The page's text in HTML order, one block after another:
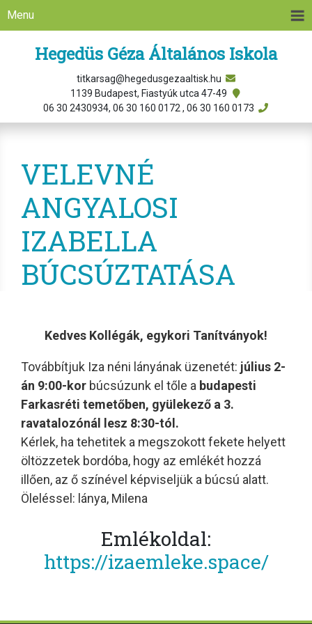
Menu
Hegedüs Géza Általános Iskola
titkarsag@hegedusgezaaltisk.hu
1139 Budapest, Fiastyúk utca 47-49
06 30 2430934, 06 30 160 0172 , 06 30 160 0173
VELEVNÉ
ANGYALOSI
IZABELLA
BÚCSÚZTATÁSA
Kedves Kollégák, egykori Tanítványok!
Továbbítjuk Iza néni lányának üzenetét: július 2-
án 9:00-kor búcsúzunk el tőle a budapesti
Farkasréti temetőben, gyülekező a 3.
ravatalozónál lesz 8:30-tól.
Kérlek, ha tehetitek a megszokott fekete helyett
öltözzetek bordóba, hogy az emlékét hozzá
illően, az ő színével képviseljük a búcsú alatt.
Öleléssel: lánya, Milena
Emlékoldal:
https://izaemleke.space/